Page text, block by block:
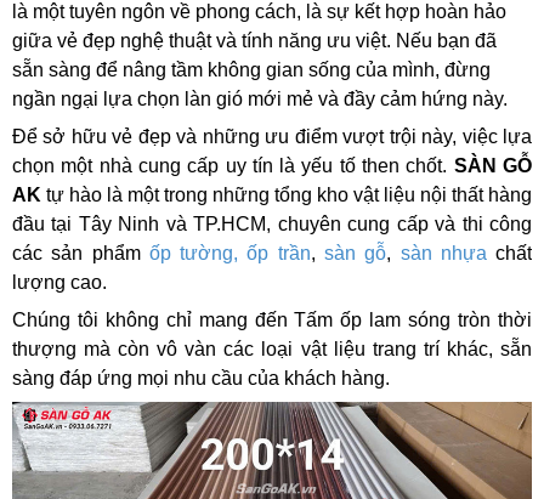
là một tuyên ngôn về phong cách, là sự kết hợp hoàn hảo
giữa vẻ đẹp nghệ thuật và tính năng ưu việt. Nếu bạn đã
sẵn sàng để nâng tầm không gian sống của mình, đừng
ngần ngại lựa chọn làn gió mới mẻ và đầy cảm hứng này.
Để sở hữu vẻ đẹp và những ưu điểm vượt trội này, việc lựa
chọn một nhà cung cấp uy tín là yếu tố then chốt. SÀN GỖ
AK tự hào là một trong những tổng kho vật liệu nội thất hàng
đầu tại Tây Ninh và TP.HCM, chuyên cung cấp và thi công
các sản phẩm ốp tường, ốp trần, sàn gỗ, sàn nhựa chất
lượng cao.
Chúng tôi không chỉ mang đến Tấm ốp lam sóng tròn thời
thượng mà còn vô vàn các loại vật liệu trang trí khác, sẵn
sàng đáp ứng mọi nhu cầu của khách hàng.